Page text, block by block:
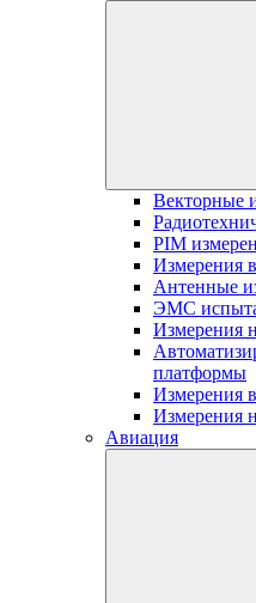
Векторные
PIM
Измерения
Антенные
ЭМС
Измерения
платформы
Измерения
Измерения
Авиация